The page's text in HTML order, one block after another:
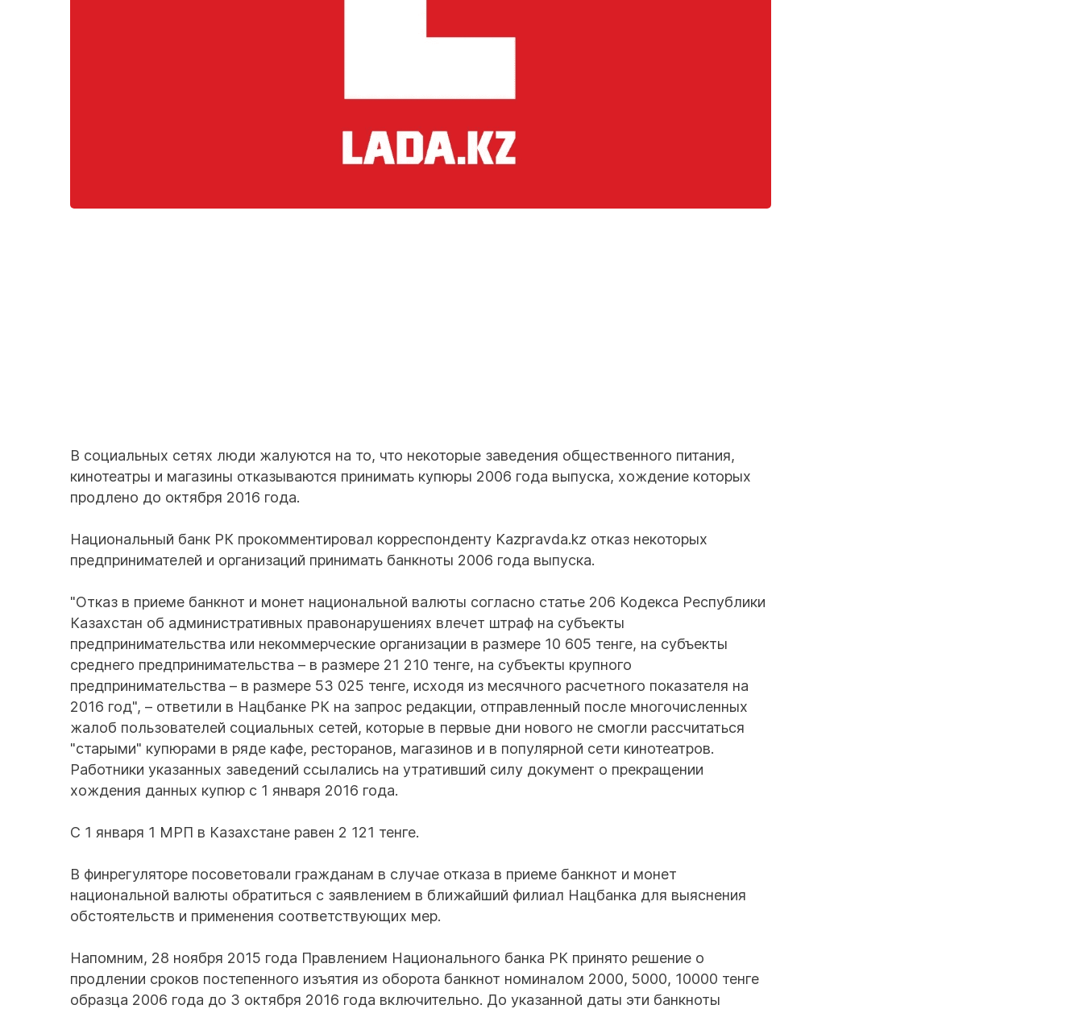
В социальных сетях люди жалуются на то, что некоторые заведения общественного питания,
кинотеатры и магазины отказываются принимать купюры 2006 года выпуска, хождение которых
продлено до октября 2016 года.
Национальный банк РК прокомментировал корреспонденту Kazpravda.kz отказ некоторых
предпринимателей и организаций принимать банкноты 2006 года выпуска.
"Отказ в приеме банкнот и монет национальной валюты согласно статье 206 Кодекса Республики
Казахстан об административных правонарушениях влечет штраф на субъекты
предпринимательства или некоммерческие организации в размере 10 605 тенге, на субъекты
среднего предпринимательства – в размере 21 210 тенге, на субъекты крупного
предпринимательства – в размере 53 025 тенге, исходя из месячного расчетного показателя на
2016 год", – ответили в Нацбанке РК на запрос редакции, отправленный после многочисленных
жалоб пользователей социальных сетей, которые в первые дни нового не смогли рассчитаться
"старыми" купюрами в ряде кафе, ресторанов, магазинов и в популярной сети кинотеатров.
Работники указанных заведений ссылались на утративший силу документ о прекращении
хождения данных купюр с 1 января 2016 года.
С 1 января 1 МРП в Казахстане равен 2 121 тенге.
В финрегуляторе посоветовали гражданам в случае отказа в приеме банкнот и монет
национальной валюты обратиться с заявлением в ближайший филиал Нацбанка для выяснения
обстоятельств и применения соответствующих мер.
Напомним, 28 ноября 2015 года Правлением Национального банка РК принято решение о
продлении сроков постепенного изъятия из оборота банкнот номиналом 2000, 5000, 10000 тенге
образца 2006 года до 3 октября 2016 года включительно. До указанной даты эти банкноты